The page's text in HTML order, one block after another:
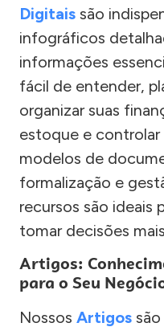
Digitais são
infográficos
informações
fácil de entender,
organizar suas
estoque e controlar
modelos de
formalização e
recursos são ideais
tomar decisões
Artigos:
para o Seu
Nossos Artigos